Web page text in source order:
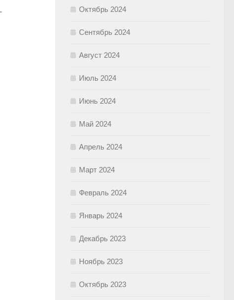
Октябрь 2024
Сентябрь 2024
Август 2024
Июль 2024
Июнь 2024
Май 2024
Апрель 2024
Март 2024
Февраль 2024
Январь 2024
Декабрь 2023
Ноябрь 2023
Октябрь 2023